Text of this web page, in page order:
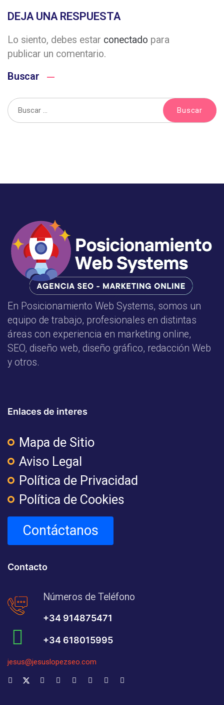
DEJA UNA RESPUESTA
Lo siento, debes estar conectado para
publicar un comentario.
Buscar
En Posicionamiento Web Systems, somos un
equipo de trabajo, profesionales en distintas
áreas con experiencia en marketing online,
SEO, diseño web, diseño gráfico, redacción Web
y otros.
Enlaces de interes
Mapa de Sitio
Aviso Legal
Política de Privacidad
Política de Cookies
Contáctanos
Contacto
Números de Teléfono
+34 914875471
+34 618015995
jesus@jesuslopezseo.com